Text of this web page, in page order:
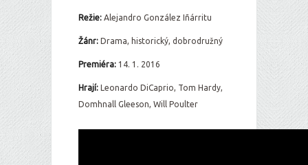
Režie: Alejandro González Iñárritu
Žánr: Drama, historický, dobrodružný
Premiéra: 14. 1. 2016
Hrají: Leonardo DiCaprio, Tom Hardy,
Domhnall Gleeson, Will Poulter